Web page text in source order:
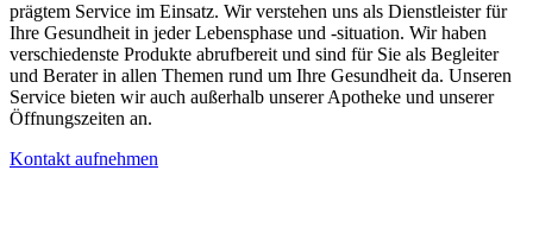
prägtem Service im Einsatz. Wir verstehen uns als Dienst­leister für
Ihre Gesund­heit in jeder Lebens­phase und -situation. Wir haben
verschie­denste Produkte abruf­bereit und sind für Sie als Begleiter
und Berater in allen Themen rund um Ihre Gesund­heit da. Unseren
Service bieten wir auch außerhalb unserer Apotheke und unserer
Öffnungs­zeiten an.
Kontakt aufnehmen